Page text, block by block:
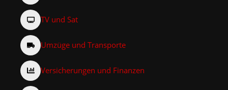
TV und Sat
Umzüge und Transporte
Versicherungen und Finanzen